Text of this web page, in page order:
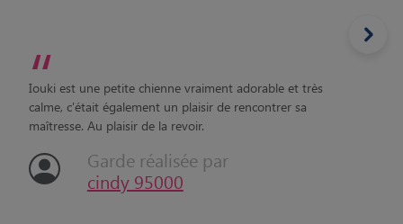
“
Iouki est une petite chienne vraiment adorable et très
calme, c'était également un plaisir de rencontrer sa
maîtresse. Au plaisir de la revoir.
Garde réalisée par
cindy 95000